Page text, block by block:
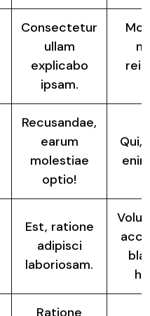
Consectetur
ullam
explicabo
ipsam.
Recusandae,
earum
molestiae
optio!
Qui,
Est, ratione
adipisci
laboriosam.
Ratione